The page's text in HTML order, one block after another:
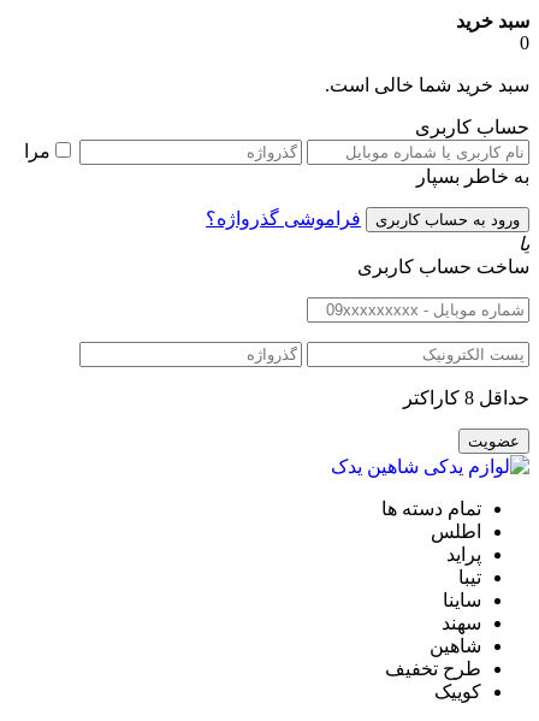
سبد خرید
0
سبد خرید شما خالی است.
حساب کاربری
مرا
به خاطر بسپار
فراموشی گذرواژه؟
یا
ساخت حساب کاربری
حداقل 8 کاراکتر
تمام دسته ها
اطلس
پراید
تیبا
ساینا
سهند
شاهین
طرح تخفیف
کوییک